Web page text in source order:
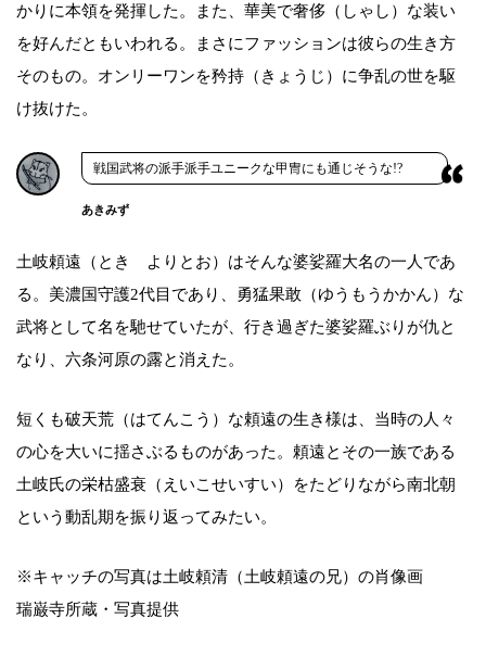
かりに本領を発揮した。また、華美で奢侈（しゃし）な装い
を好んだともいわれる。まさにファッションは彼らの生き方
そのもの。オンリーワンを矜持（きょうじ）に争乱の世を駆
け抜けた。
戦国武将の派手派手ユニークな甲冑にも通じそうな!?
あきみず
土岐頼遠（とき よりとお）はそんな婆娑羅大名の一人であ
る。美濃国守護2代目であり、勇猛果敢（ゆうもうかかん）な
武将として名を馳せていたが、行き過ぎた婆娑羅ぶりが仇と
なり、六条河原の露と消えた。
短くも破天荒（はてんこう）な頼遠の生き様は、当時の人々
の心を大いに揺さぶるものがあった。頼遠とその一族である
土岐氏の栄枯盛衰（えいこせいすい）をたどりながら南北朝
という動乱期を振り返ってみたい。
※キャッチの写真は土岐頼清（土岐頼遠の兄）の肖像画
瑞巌寺所蔵・写真提供